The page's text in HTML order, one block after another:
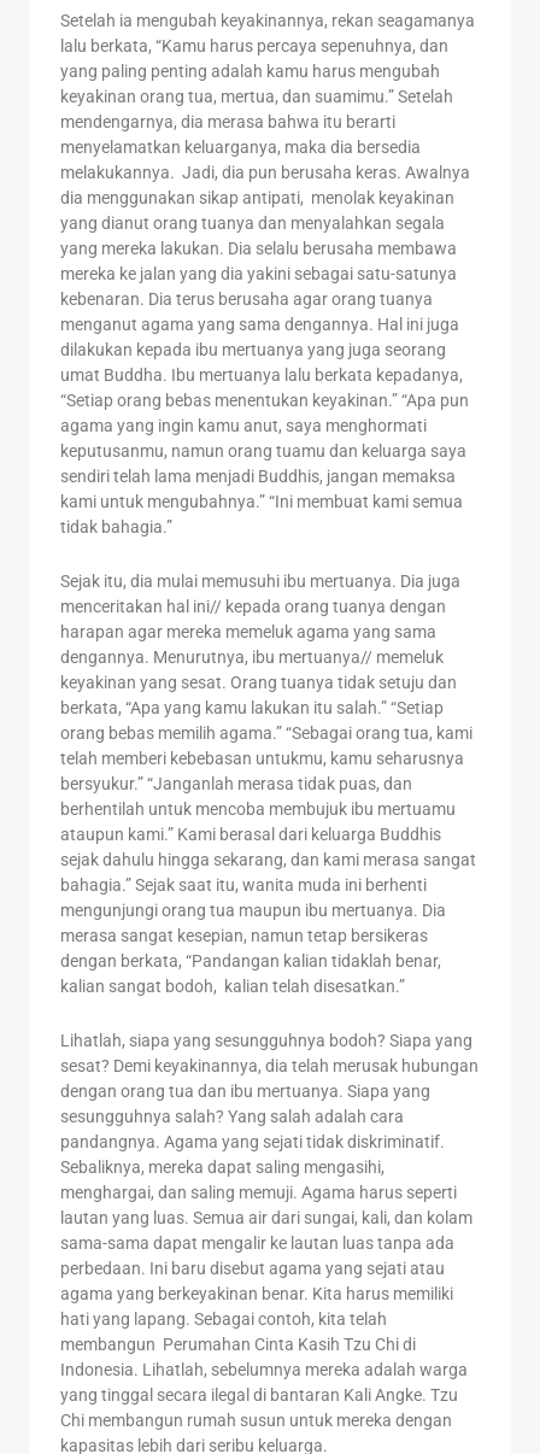
Setelah ia mengubah keyakinannya, rekan seagamanya
lalu berkata, “Kamu harus percaya sepenuhnya, dan
yang paling penting adalah kamu harus mengubah
keyakinan orang tua, mertua, dan suamimu.” Setelah
mendengarnya, dia merasa bahwa itu berarti
menyelamatkan keluarganya, maka dia bersedia
melakukannya. Jadi, dia pun berusaha keras. Awalnya
dia menggunakan sikap antipati, menolak keyakinan
yang dianut orang tuanya dan menyalahkan segala
yang mereka lakukan. Dia selalu berusaha membawa
mereka ke jalan yang dia yakini sebagai satu-satunya
kebenaran. Dia terus berusaha agar orang tuanya
menganut agama yang sama dengannya. Hal ini juga
dilakukan kepada ibu mertuanya yang juga seorang
umat Buddha. Ibu mertuanya lalu berkata kepadanya,
“Setiap orang bebas menentukan keyakinan.” “Apa pun
agama yang ingin kamu anut, saya menghormati
keputusanmu, namun orang tuamu dan keluarga saya
sendiri telah lama menjadi Buddhis, jangan memaksa
kami untuk mengubahnya.” “Ini membuat kami semua
tidak bahagia.”
Sejak itu, dia mulai memusuhi ibu mertuanya. Dia juga
menceritakan hal ini// kepada orang tuanya dengan
harapan agar mereka memeluk agama yang sama
dengannya. Menurutnya, ibu mertuanya// memeluk
keyakinan yang sesat. Orang tuanya tidak setuju dan
berkata, “Apa yang kamu lakukan itu salah.” “Setiap
orang bebas memilih agama.” “Sebagai orang tua, kami
telah memberi kebebasan untukmu, kamu seharusnya
bersyukur.” “Janganlah merasa tidak puas, dan
berhentilah untuk mencoba membujuk ibu mertuamu
ataupun kami.” Kami berasal dari keluarga Buddhis
sejak dahulu hingga sekarang, dan kami merasa sangat
bahagia.” Sejak saat itu, wanita muda ini berhenti
mengunjungi orang tua maupun ibu mertuanya. Dia
merasa sangat kesepian, namun tetap bersikeras
dengan berkata, “Pandangan kalian tidaklah benar,
kalian sangat bodoh, kalian telah disesatkan.”
Lihatlah, siapa yang sesungguhnya bodoh? Siapa yang
sesat? Demi keyakinannya, dia telah merusak hubungan
dengan orang tua dan ibu mertuanya. Siapa yang
sesungguhnya salah? Yang salah adalah cara
pandangnya. Agama yang sejati tidak diskriminatif.
Sebaliknya, mereka dapat saling mengasihi,
menghargai, dan saling memuji. Agama harus seperti
lautan yang luas. Semua air dari sungai, kali, dan kolam
sama-sama dapat mengalir ke lautan luas tanpa ada
perbedaan. Ini baru disebut agama yang sejati atau
agama yang berkeyakinan benar. Kita harus memiliki
hati yang lapang. Sebagai contoh, kita telah
membangun Perumahan Cinta Kasih Tzu Chi di
Indonesia. Lihatlah, sebelumnya mereka adalah warga
yang tinggal secara ilegal di bantaran Kali Angke. Tzu
Chi membangun rumah susun untuk mereka dengan
kapasitas lebih dari seribu keluarga.